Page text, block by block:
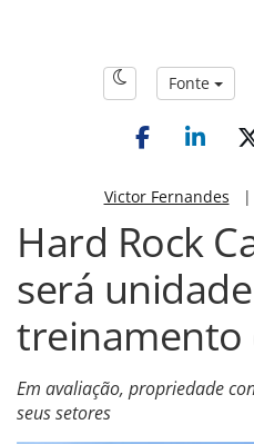
Fonte
Victor Fernandes |
Hard Rock
será
treinamento
Em avaliação, propriedade
seus setores